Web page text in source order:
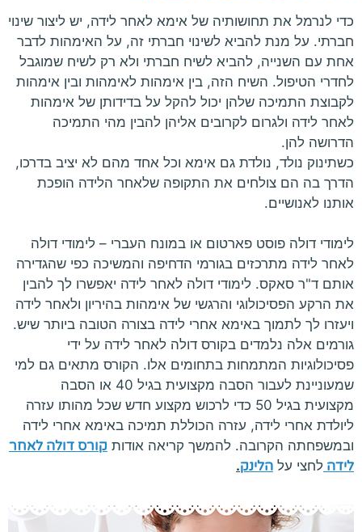
כדי לנרמל את תחושותיה של אימא לאחר לידה, יש ליצור שינוי
חברתי. על מנת להביא לשינוי חברתי זה, על האימהות לדבר
אחת עם השנייה, להביא לשיח חברתי ולא רק לשיח שמוגבל
לחדרי הטיפול. השיח הזה, בין אימהות לאימהות ובין אימהות
לקבוצת התמיכה שלהן יכול להקל על בדידותן של אימהות
לאחר לידה ולגרום לקרובים אליהן להבין מהי התמיכה
הדרושה להן.
כשתינוק נולד, נולדת גם אימא וכל אחד מהם לא יציב בדרכו,
הדרך בה הם צולחים את התקופה שלאחר הלידה הופכת
אותנו לאנושיים.
לימודי דולה פוסט פארטום או במונח העברי – לימודי דולה
לאחר לידה מתרכזים בגורמי הדחיפה והמשיכה כפי שהגדירה
אותם ד"ר סאקס. לימודי דולה לאחר לידה יאפשרו לך להבין
את הרקע הפסיכולוגי והרגשי של אימהות בהיריון ולאחר לידה
ויעזרו לך לתמוך באימא אחרי לידה בצורה הטובה ביותר שיש.
גורמים אלה נלמדים בקורס דולה לאחר לידה על ידי
פסיכולוגיות המתמחות בתחומים אלו. הקורס מתאים גם למי
שמעוניינת לעבור הסבה מקצועית בגיל 40 או הסבה
מקצועית בגיל 50 כדי לרכוש מקצוע חדש שכל מהותו עזרה
ליולדת אחרי לידה, עזרה הכוללת תמיכה באימא אחרי לידה
ובמשפחתה הקרובה. להמשך קריאה אודות קורס דולה לאחר
לידה לחצי על הלינק.